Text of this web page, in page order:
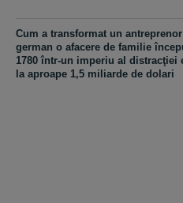
Cum a transformat un antreprenor
german o afacere de familie
1780 într-un imperiu al distracţiei
la aproape 1,5 miliarde de dolari